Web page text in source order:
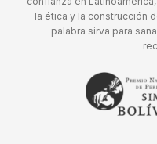
la ética y la construcción
palabra sirva para